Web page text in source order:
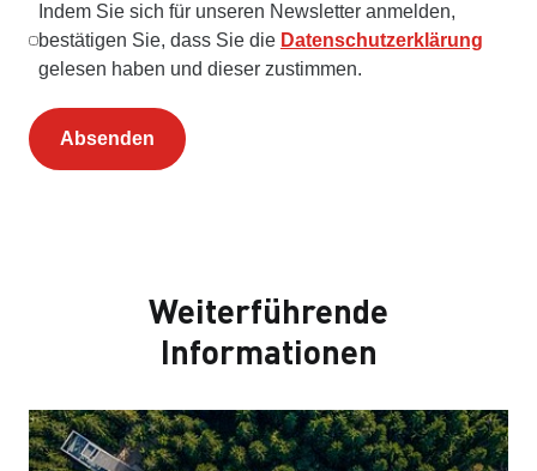
Indem Sie sich für unseren Newsletter anmelden,
bestätigen Sie, dass Sie die Datenschutzerklärung
gelesen haben und dieser zustimmen.
Absenden
Weiterführende
Informationen